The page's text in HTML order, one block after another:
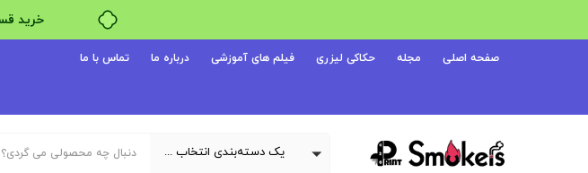
خرید
صفحه اصلی مجله حکاکی لیزری فیلم های آموزشی درباره ما تماس با ما
یک دسته‌بندی انتخاب کنید